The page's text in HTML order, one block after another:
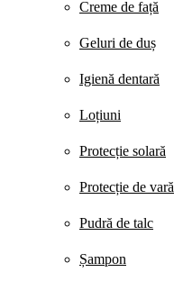
Creme de față
Geluri de duș
Igienă dentară
Loțiuni
Protecție solară
Protecție de vară
Pudră de talc
Șampon